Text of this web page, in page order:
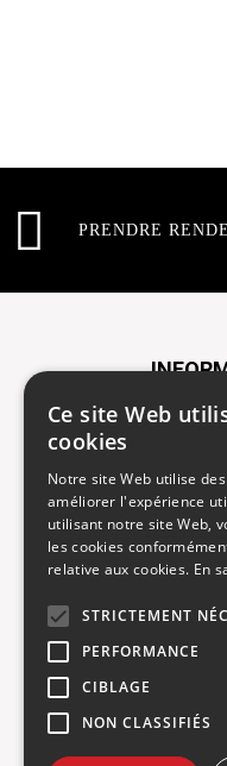
PRENDRE
Ce site Web
cookies
Notre site Web utilise
améliorer l'expérience
utilisant notre site Web,
les cookies
relative aux cookies. En
STRICTEMENT
PERFORMANCE
CIBLAGE
NON CLASSIFIÉS